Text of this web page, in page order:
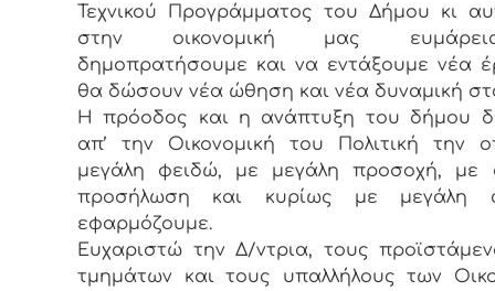
Τεχνικού Προγράμματος του Δήμου κι
στην οικονομική μας
δημοπρατήσουμε και να εντάξουμε νέα
θα δώσουν νέα ώθηση και νέα δυναμική
Η πρόοδος και η ανάπτυξη του δήμου
απ’ την Οικονομική του Πολιτική την
μεγάλη φειδώ, με μεγάλη προσοχή, με
προσήλωση και κυρίως με μεγάλη
εφαρμόζουμε.
Ευχαριστώ την Δ/ντρια, τους
τμημάτων και τους υπαλλήλους των